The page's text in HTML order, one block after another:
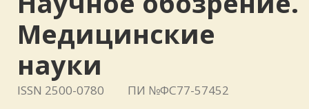
Медицинские
науки
ISSN 2500-0780 ПИ №ФС77-57452